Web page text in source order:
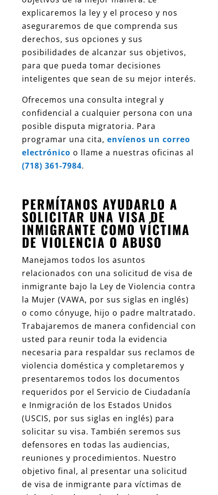
explicaremos la ley y el proceso y nos
aseguraremos de que comprenda sus
derechos, sus opciones y sus
posibilidades de alcanzar sus objetivos,
para que pueda tomar decisiones
inteligentes que sean de su mejor interés.
Ofrecemos una consulta integral y
confidencial a cualquier persona con una
posible disputa migratoria. Para
programar una cita, envíenos un correo
electrónico o llame a nuestras oficinas al
(718) 361-7984.
PERMÍTANOS AYUDARLO A
SOLICITAR UNA VISA DE
INMIGRANTE COMO VÍCTIMA
DE VIOLENCIA O ABUSO
Manejamos todos los asuntos
relacionados con una solicitud de visa de
inmigrante bajo la Ley de Violencia contra
la Mujer (VAWA, por sus siglas en inglés)
o como cónyuge, hijo o padre maltratado.
Trabajaremos de manera confidencial con
usted para reunir toda la evidencia
necesaria para respaldar sus reclamos de
violencia doméstica y completaremos y
presentaremos todos los documentos
requeridos por el Servicio de Ciudadanía
e Inmigración de los Estados Unidos
(USCIS, por sus siglas en inglés) para
solicitar su visa. También seremos sus
defensores en todas las audiencias,
reuniones y procedimientos. Nuestro
objetivo final, al presentar una solicitud
de visa de inmigrante para víctimas de